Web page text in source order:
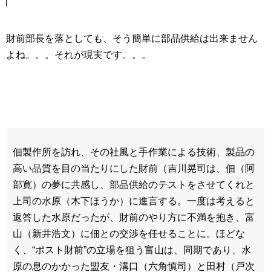
財前部長を落としても、そう簡単に部品供給は出来ません
よね。。。それが現実です。。。
佃製作所を訪れ、その社風と手作業による技術、製品の
高い品質を目の当たりにした財前（吉川晃司は、佃（阿
部寛）の夢に共感し、部品供給のテストをさせてくれと
上司の水原（木下ほうか）に進言する。一度は考えると
返答した水原だったが、財前のやり方に不満を抱き、富
山（新井浩文）に佃との交渉を任せることに。ほどな
く、“ポスト財前”の立場を狙う富山は、同期であり、水
原の息のかかった盟友・溝口（六角慎司）と田村（戸次